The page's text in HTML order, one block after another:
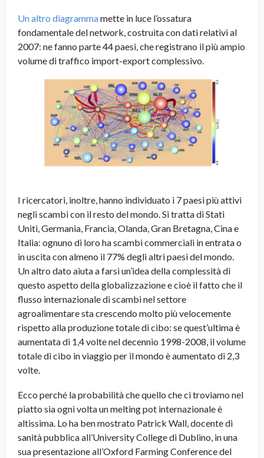
Un altro diagrammamette in luce l’ossatura
fondamentale del network, costruita con dati relativi al
2007: ne fanno parte 44 paesi, che registrano il più ampio
volume di traffico import-export complessivo.
I ricercatori, inoltre, hanno individuato i 7 paesi più attivi
negli scambi con il resto del mondo. Si tratta di Stati
Uniti, Germania, Francia, Olanda, Gran Bretagna, Cina e
Italia: ognuno di loro ha scambi commerciali in entrata o
in uscita con almeno il 77% degli altri paesi del mondo.
Un altro dato aiuta a farsi un’idea della complessità di
questo aspetto della globalizzazione e cioè il fatto che il
flusso internazionale di scambi nel settore
agroalimentare sta crescendo molto più velocemente
rispetto alla produzione totale di cibo: se quest’ultima è
aumentata di 1,4 volte nel decennio 1998-2008, il volume
totale di cibo in viaggio per il mondo è aumentato di 2,3
volte.
Ecco perché la probabilità che quello che ci troviamo nel
piatto sia ogni volta un melting pot internazionale è
altissima. Lo ha ben mostrato Patrick Wall, docente di
sanità pubblica all’University College di Dublino, in una
sua presentazione all’Oxford Farming Conference del